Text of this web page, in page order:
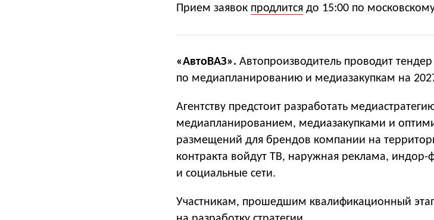
Прием заявок продлится до 15:00 по
«АвтоВАЗ». Автопроизводитель проводит тендер
по медиапланированию и медиазакупкам на
Агентству предстоит разработать
медиапланированием, медиазакупками и
размещений для брендов компании на
контракта войдут ТВ, наружная реклама,
и социальные сети.
Участникам, прошедшим квалификационный